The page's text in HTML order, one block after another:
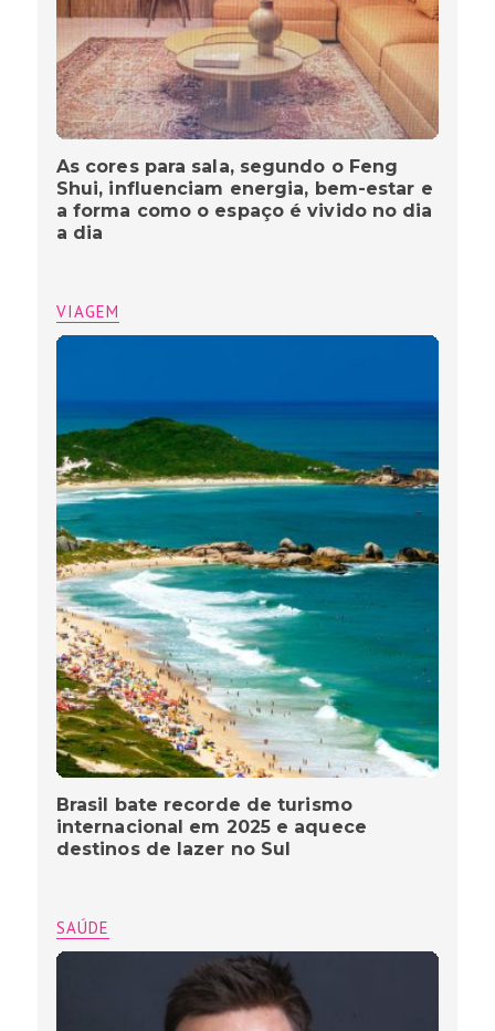
As cores para sala, segundo o Feng
Shui, influenciam energia, bem-estar e
a forma como o espaço é vivido no dia
a dia
VIAGEM
Brasil bate recorde de turismo
internacional em 2025 e aquece
destinos de lazer no Sul
SAÚDE